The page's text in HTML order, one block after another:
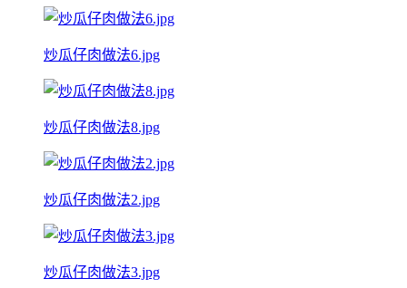
炒瓜仔肉做法6.jpg
炒瓜仔肉做法8.jpg
炒瓜仔肉做法2.jpg
炒瓜仔肉做法3.jpg